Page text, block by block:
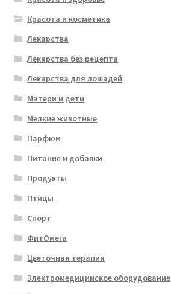
Красота и косметика
Лекарства
Лекарства без рецепта
Лекарства для лошадей
Матери и дети
Мелкие животные
Парфюм
Питание и добавки
Продукты
Птицы
Спорт
ФитОмега
Цветочная терапия
Электромедицинское оборудование